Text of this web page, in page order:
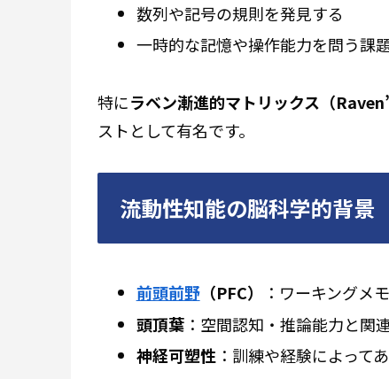
数列や記号の規則を発見する
一時的な記憶や操作能力を問う課
特にラベン漸進的マトリックス（
ストとして有名です。
流動性知能の脳科学的背景
前頭前野（PFC）
：ワーキングメ
頭頂葉：空間認知・推論能力と関
神経可塑性：訓練や経験によって